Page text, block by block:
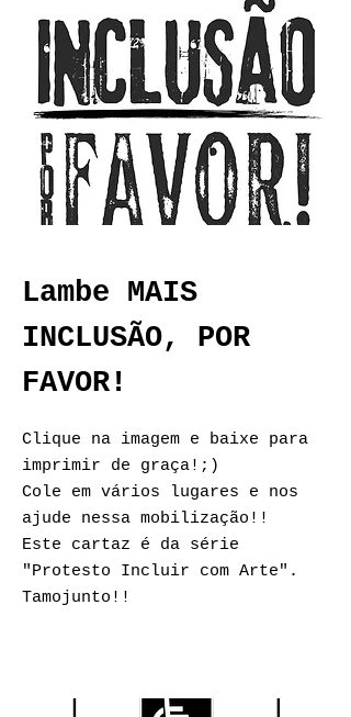
Lambe MAIS
INCLUSÃO, POR
FAVOR!
Clique na imagem e baixe para
imprimir de graça!;)
Cole em vários lugares e nos
ajude nessa mobilização!!
Este cartaz é da série
"Protesto Incluir com Arte".
Tamojunto!!